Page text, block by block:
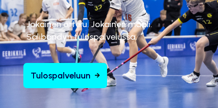
Jokainen ottelu. Jokainen maali.
Salibandyn tulospalvelussa.
Tulospalveluun